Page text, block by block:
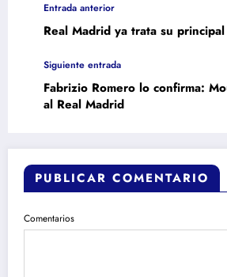
Entrada anterior
Real Madrid ya trata su
Siguiente entrada
Fabrizio Romero lo confirma:
al Real Madrid
PUBLICAR COMENTARIO
Comentarios